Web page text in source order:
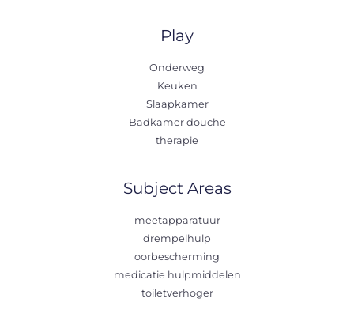
Play
Onderweg
Keuken
Slaapkamer
Badkamer douche
therapie
Subject Areas
meetapparatuur
drempelhulp
oorbescherming
medicatie hulpmiddelen
toiletverhoger